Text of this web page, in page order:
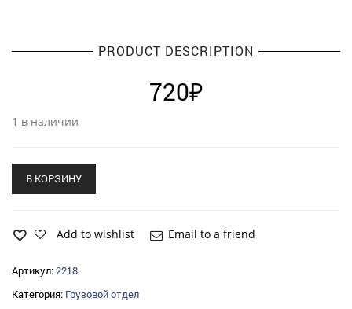
PRODUCT DESCRIPTION
720₽
1 в наличии
В КОРЗИНУ
Add to wishlist Email to a friend
Артикул:2218
Категория: Грузовой отдел